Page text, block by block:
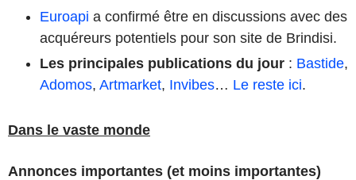
Euroapi a confirmé être en discussions avec des
acquéreurs potentiels pour son site de Brindisi.
Les principales publications du jour : Bastide,
Adomos, Artmarket, Invibes… Le reste ici.
Dans le vaste monde
Annonces importantes (et moins importantes)